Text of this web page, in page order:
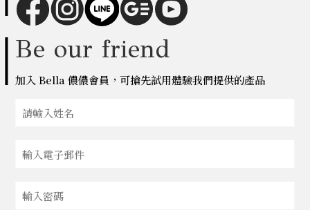
Be our friend
加入 Bella 儂儂會員，可搶先試用體驗我們提供的產品